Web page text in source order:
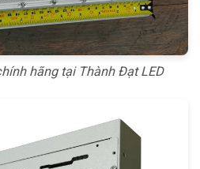
hãng tại Thành Đạt LED